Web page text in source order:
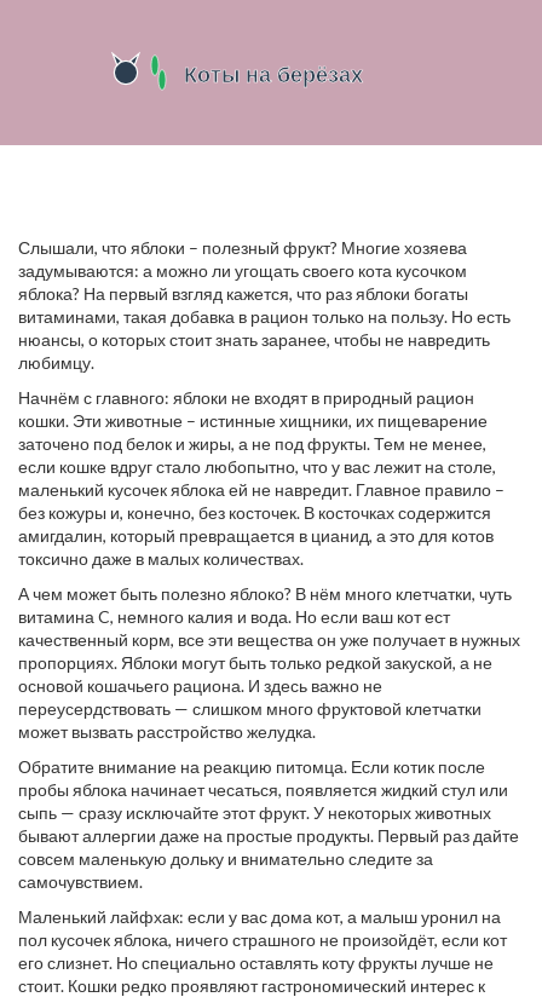
Слышали, что яблоки – полезный фрукт? Многие хозяева
задумываются: а можно ли угощать своего кота кусочком
яблока? На первый взгляд кажется, что раз яблоки богаты
витаминами, такая добавка в рацион только на пользу. Но есть
нюансы, о которых стоит знать заранее, чтобы не навредить
любимцу.
Начнём с главного: яблоки не входят в природный рацион
кошки. Эти животные – истинные хищники, их пищеварение
заточено под белок и жиры, а не под фрукты. Тем не менее,
если кошке вдруг стало любопытно, что у вас лежит на столе,
маленький кусочек яблока ей не навредит. Главное правило –
без кожуры и, конечно, без косточек. В косточках содержится
амигдалин, который превращается в цианид, а это для котов
токсично даже в малых количествах.
А чем может быть полезно яблоко? В нём много клетчатки, чуть
витамина C, немного калия и вода. Но если ваш кот ест
качественный корм, все эти вещества он уже получает в нужных
пропорциях. Яблоки могут быть только редкой закуской, а не
основой кошачьего рациона. И здесь важно не
переусердствовать — слишком много фруктовой клетчатки
может вызвать расстройство желудка.
Обратите внимание на реакцию питомца. Если котик после
пробы яблока начинает чесаться, появляется жидкий стул или
сыпь — сразу исключайте этот фрукт. У некоторых животных
бывают аллергии даже на простые продукты. Первый раз дайте
совсем маленькую дольку и внимательно следите за
самочувствием.
Маленький лайфхак: если у вас дома кот, а малыш уронил на
пол кусочек яблока, ничего страшного не произойдёт, если кот
его слизнет. Но специально оставлять коту фрукты лучше не
стоит. Кошки редко проявляют гастрономический интерес к